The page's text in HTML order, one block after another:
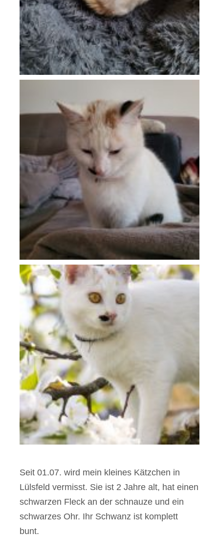
Seit 01.07. wird mein kleines Kätzchen in
Lülsfeld vermisst. Sie ist 2 Jahre alt, hat einen
schwarzen Fleck an der schnauze und ein
schwarzes Ohr. Ihr Schwanz ist komplett
bunt.